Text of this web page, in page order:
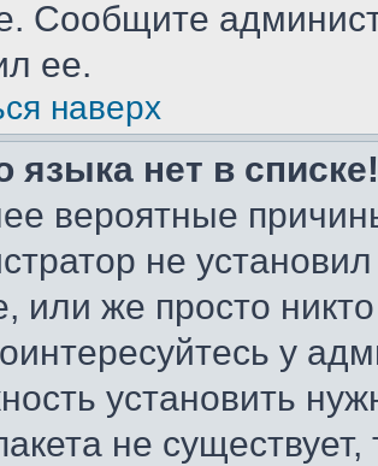
Сообщите
ее.
наверх
языка нет в списке!
вероятные
не
или же просто
у
установить
не